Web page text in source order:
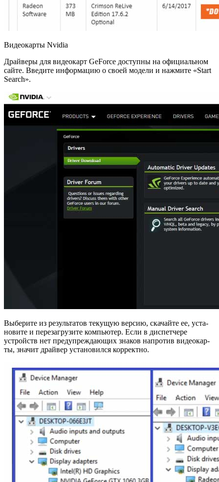
Ви­део­кар­ты Nvidia
Драй­ве­ры для ви­део­карт GeForce до­ступ­ны на офи­ци­аль­ном
сайте. Вве­ди­те ин­фор­ма­цию о своей мо­де­ли и на­жми­те «Start
Search».
Вы­бе­ри­те из ре­зуль­та­тов те­ку­щую вер­сию, ска­чай­те ее, уста­
но­ви­те и пе­ре­за­гру­зи­те ком­пью­тер. Если в дис­пет­че­ре
устройств нет пре­ду­пре­жда­ю­щих зна­ков на­про­тив ви­део­кар­
ты, зна­чит драй­вер уста­но­вил­ся кор­рект­но.